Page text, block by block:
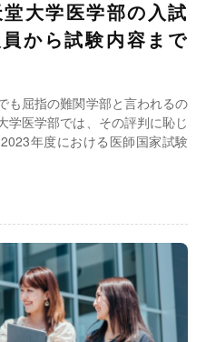
堂大学医学部の入試
から試験内容まで
も屈指の難関学部と言われるの
学医学部では、その評判に恥じ
年度における医師国家試験